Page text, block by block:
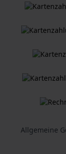
Allgemeine